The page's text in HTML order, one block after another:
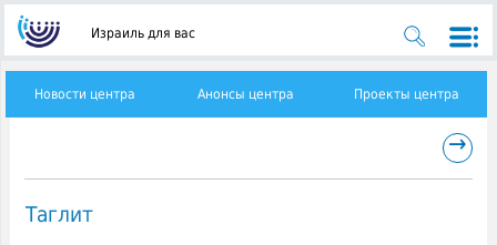
Израиль для вас
Новости центра Анонсы центра Проекты центра
→
Таглит